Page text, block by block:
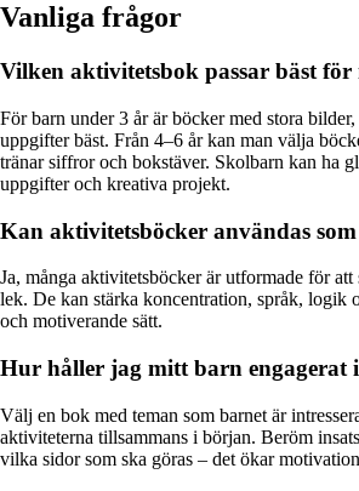
Vanliga frågor
Vilken aktivitetsbok passar bäst
För barn under 3 år är böcker med stora
uppgifter bäst. Från 4–6 år kan man välja
tränar siffror och bokstäver. Skolbarn kan ha
uppgifter och kreativa projekt.
Kan aktivitetsböcker användas
Ja, många aktivitetsböcker är utformade för att
lek. De kan stärka koncentration, språk, logik
och motiverande sätt.
Hur håller jag mitt barn engagerat
Välj en bok med teman som barnet är
aktiviteterna tillsammans i början. Beröm
vilka sidor som ska göras – det ökar